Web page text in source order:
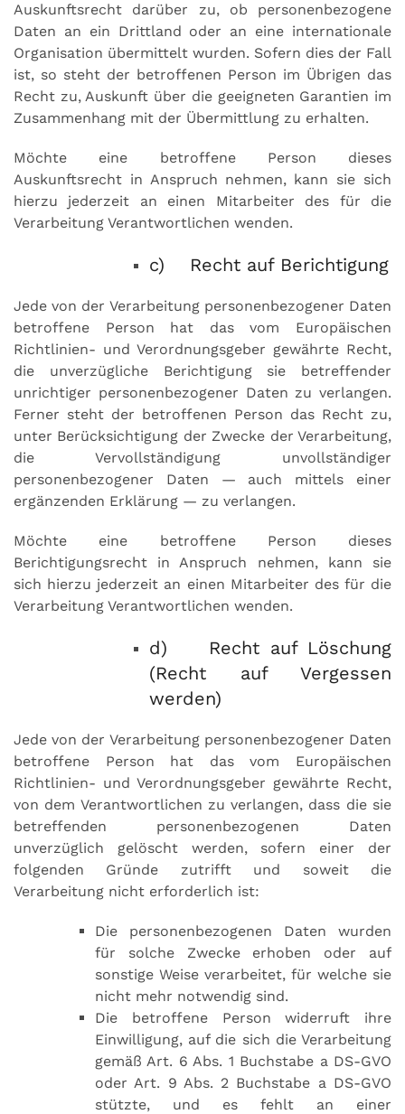
Auskunftsrecht darüber zu, ob personenbezogene
Daten an ein Drittland oder an eine internationale
Organisation übermittelt wurden. Sofern dies der Fall
ist, so steht der betroffenen Person im Übrigen das
Recht zu, Auskunft über die geeigneten Garantien im
Zusammenhang mit der Übermittlung zu erhalten.
Möchte eine betroffene Person dieses
Auskunftsrecht in Anspruch nehmen, kann sie sich
hierzu jederzeit an einen Mitarbeiter des für die
Verarbeitung Verantwortlichen wenden.
c) Recht auf Berichtigung
Jede von der Verarbeitung personenbezogener Daten
betroffene Person hat das vom Europäischen
Richtlinien- und Verordnungsgeber gewährte Recht,
die unverzügliche Berichtigung sie betreffender
unrichtiger personenbezogener Daten zu verlangen.
Ferner steht der betroffenen Person das Recht zu,
unter Berücksichtigung der Zwecke der Verarbeitung,
die Vervollständigung unvollständiger
personenbezogener Daten — auch mittels einer
ergänzenden Erklärung — zu verlangen.
Möchte eine betroffene Person dieses
Berichtigungsrecht in Anspruch nehmen, kann sie
sich hierzu jederzeit an einen Mitarbeiter des für die
Verarbeitung Verantwortlichen wenden.
d) Recht auf Löschung
(Recht auf Vergessen
werden)
Jede von der Verarbeitung personenbezogener Daten
betroffene Person hat das vom Europäischen
Richtlinien- und Verordnungsgeber gewährte Recht,
von dem Verantwortlichen zu verlangen, dass die sie
betreffenden personenbezogenen Daten
unverzüglich gelöscht werden, sofern einer der
folgenden Gründe zutrifft und soweit die
Verarbeitung nicht erforderlich ist:
Die personenbezogenen Daten wurden
für solche Zwecke erhoben oder auf
sonstige Weise verarbeitet, für welche sie
nicht mehr notwendig sind.
Die betroffene Person widerruft ihre
Einwilligung, auf die sich die Verarbeitung
gemäß Art. 6 Abs. 1 Buchstabe a DS-GVO
oder Art. 9 Abs. 2 Buchstabe a DS-GVO
stützte, und es fehlt an einer